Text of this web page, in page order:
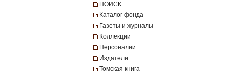
ПОИСК
Каталог фонда
Газеты и журналы
Коллекции
Персоналии
Издатели
Томская книга